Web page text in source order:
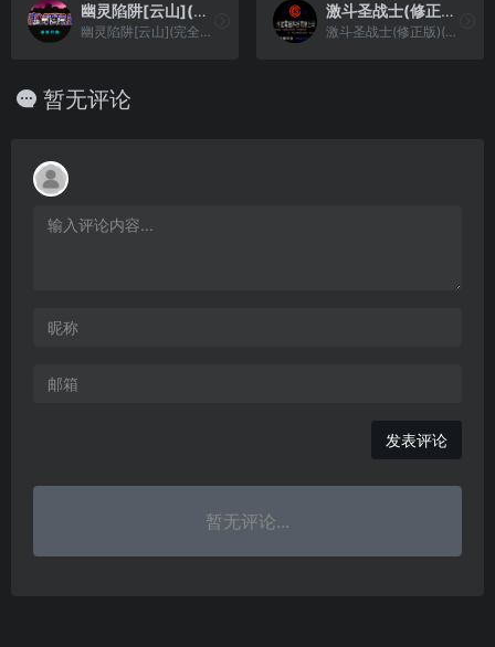
幽灵陷阱[云山](完全汉化版)(简)(JP)(72Mb)
幽灵陷阱[云山](完全汉化版)(简)(JP)(72Mb)
激斗圣战士(修正版)(简)[外星科技+Vanyogin](JP)[RPG](4Mb)
激斗圣战士(修正版)(简)[外星科技+Vanyogin](JP)[RPG](4Mb)
暂无评论
发表评论
暂无评论...